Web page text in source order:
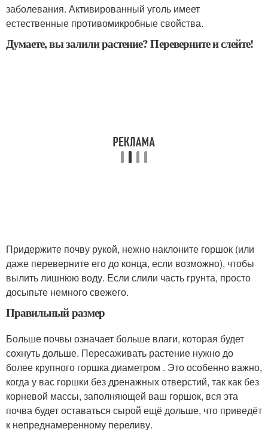
заболевания. Активированный уголь имеет
естественные противомикробные свойства.
Думаете, вы залили растение? Переверните и слейте!
Придержите почву рукой, нежно наклоните горшок (или
даже переверните его до конца, если возможно), чтобы
вылить лишнюю воду. Если слили часть грунта, просто
досыпьте немного свежего.
Правильный размер
Больше почвы означает больше влаги, которая будет
сохнуть дольше. Пересаживать растение нужно до
более крупного горшка диаметром . Это особенно важно,
когда у вас горшки без дренажных отверстий, так как без
корневой массы, заполняющей ваш горшок, вся эта
почва будет оставаться сырой ещё дольше, что приведёт
к непреднамеренному переливу.